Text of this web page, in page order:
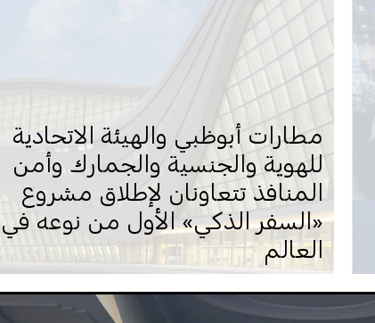
مطارات أبوظبي والهيئة الاتحادية
للهوية والجنسية والجمارك وأمن
المنافذ تتعاونان لإطلاق مشروع
«السفر الذكي» الأول من نوعه في
العالم